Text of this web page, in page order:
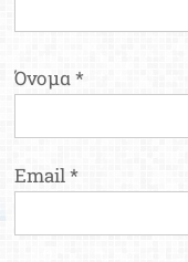
Όνομα*
Email*